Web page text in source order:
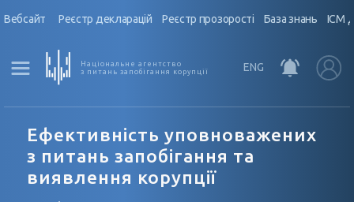
Вебсайт Реєстр декларацій Реєстр прозорості База знань ІСМ
Національне агентство
з питань запобігання корупції
ENG
Ефективність уповноважених
з питань запобігання та
виявлення корупції